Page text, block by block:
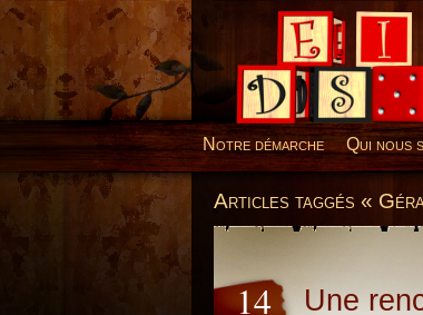
Desillusions
Notre démarche Qui nous
Articles taggés «
14
Une